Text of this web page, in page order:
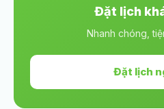
Đặt lịch
Nhanh chóng,
Đặt lịch